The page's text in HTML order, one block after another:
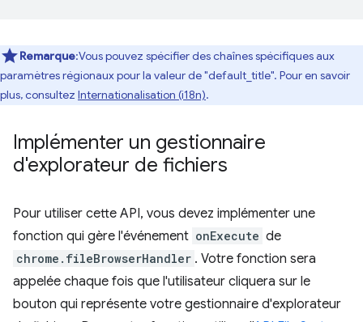
Remarque:Vous pouvez spécifier des chaînes spécifiques aux
paramètres régionaux pour la valeur de "default_title". Pour en savoir
plus, consultez Internationalisation (i18n).
Implémenter un gestionnaire
d'explorateur de fichiers
Pour utiliser cette API, vous devez implémenter une
fonction qui gère l'événement onExecute de
chrome.fileBrowserHandler . Votre fonction sera
appelée chaque fois que l'utilisateur cliquera sur le
bouton qui représente votre gestionnaire d'explorateur